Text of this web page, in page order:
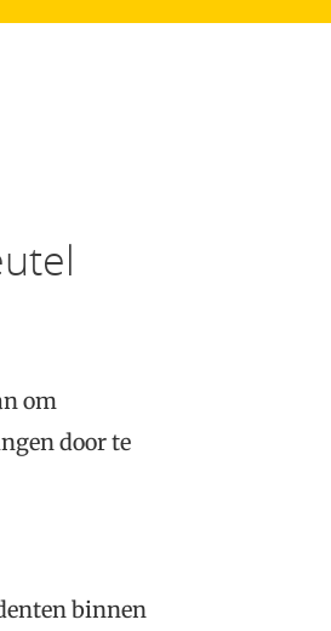
om
door te
binnen